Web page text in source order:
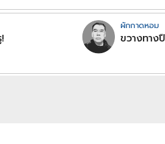
ผักกาดหอม
ขวางทาง